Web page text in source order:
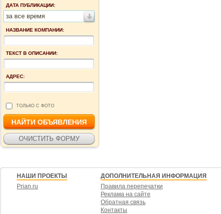
ДАТА ПУБЛИКАЦИИ:
за все время
НАЗВАНИЕ КОМПАНИИ:
ТЕКСТ В ОПИСАНИИ:
АДРЕС:
ТОЛЬКО С ФОТО
НАШИ ПРОЕКТЫ
Prian.ru
ДОПОЛНИТЕЛЬНАЯ ИНФОРМАЦИЯ
Правила перепечатки
Реклама на сайте
Обратная связь
Контакты